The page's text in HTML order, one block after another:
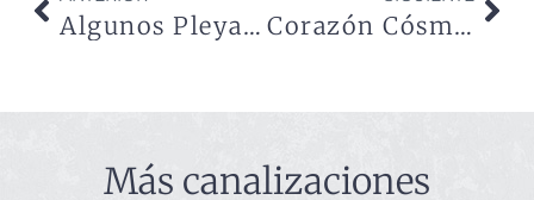
Algunos Pleyadianos eligieron la sombra Corazón Cósmico
Más canalizaciones